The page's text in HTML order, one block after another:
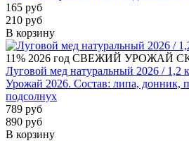
165 руб
210 руб
В корзину
11% 2026 год СВЕЖИЙ УРОЖАЙ
Луговой мед натуральный 2026 / 1,2
Урожай 2026. Состав: липа, донник,
подсолнух
789 руб
890 руб
В корзину